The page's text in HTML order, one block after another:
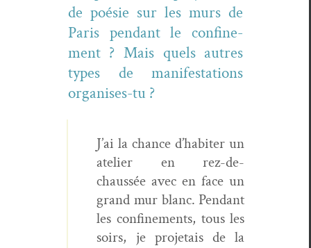
de poésie sur les murs de
Paris pen­dant le con­fine­
ment ? Mais quels autres
types de man­i­fes­ta­tions
organises-tu ?
J’ai la chance d’habiter un
ate­lier en rez-de-
chaussée avec en face un
grand mur blanc. Pen­dant
les con­fine­ments, tous les
soirs, je pro­je­tais de la